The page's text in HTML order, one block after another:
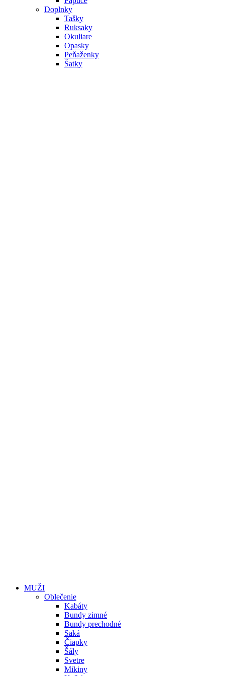
Doplnky
Tašky
Ruksaky
Okuliare
Opasky
Peňaženky
Šatky
MUŽI
Oblečenie
Kabáty
Bundy zimné
Bundy prechodné
Saká
Čiapky
Šály
Svetre
Mikiny